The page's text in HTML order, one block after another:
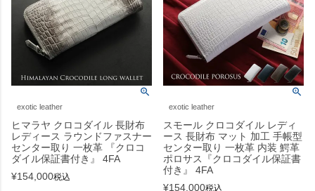
exotic leather
ヒマラヤ クロコダイル 長財布
レディース ラウンドファスナー
センター取り 一枚革 『クロコ
ダイル保証書付き』 4FA
¥154,000税込
exotic leather
スモール クロコダイル レディ
ース 長財布 マット 加工 手帳型
センター取り 一枚革 内装 鰐革
ポロサス『クロコダイル保証書
付き』 4FA
¥154,000税込